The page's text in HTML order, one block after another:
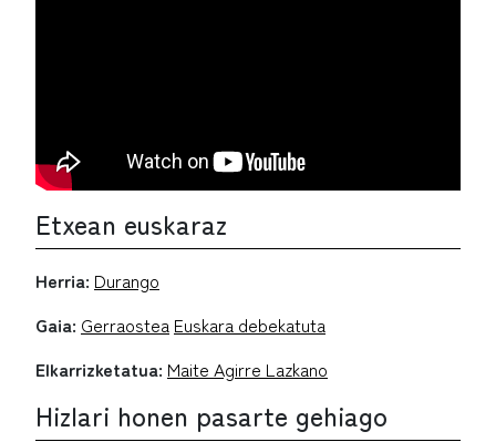
Etxean euskaraz
Herria: Durango
Gaia: Gerraostea Euskara debekatuta
Elkarrizketatua: Maite Agirre Lazkano
Hizlari honen pasarte gehiago